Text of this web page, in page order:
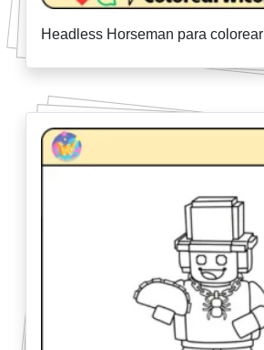
Headless Horseman para colorear